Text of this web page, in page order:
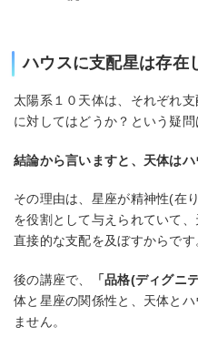
ハウスに支配星は存在
太陽系１０天体は、それぞれ
に対してはどうか？という疑
結論から言いますと、天体はハ
その理由は、星座が精神性(在
を役割として与えられていて
直接的な支配を及ぼすからです
後の講座で、 「品格(ディグニ
体と星座の関係性と、天体と
ません。